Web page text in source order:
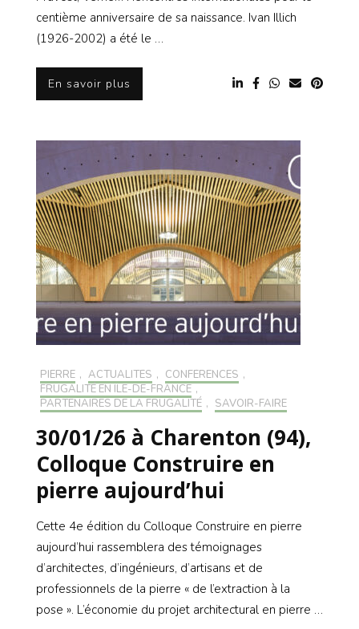
centième anniversaire de sa naissance. Ivan Illich
(1926-2002) a été le …
En savoir plus
PIERRE , ACTUALITÉS , CONFÉRENCES ,
FRUGALITÉ EN ILE-DE-FRANCE ,
PARTENAIRES DE LA FRUGALITÉ , SAVOIR-FAIRE
30/01/26 à Charenton (94),
Colloque Construire en
pierre aujourd’hui
Cette 4e édition du Colloque Construire en pierre
aujourd’hui rassemblera des témoignages
d’architectes, d’ingénieurs, d’artisans et de
professionnels de la pierre « de l’extraction à la
pose ». L’économie du projet architectural en pierre …